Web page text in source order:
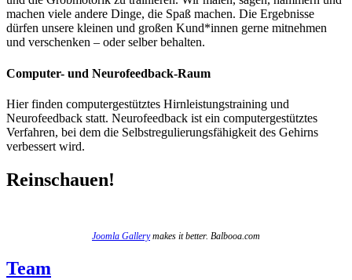
machen viele andere Dinge, die Spaß machen. Die Ergebnisse
dürfen unsere kleinen und großen Kund*innen gerne mitnehmen
und verschenken – oder selber behalten.
Computer- und Neurofeedback-Raum
Hier finden computergestütztes Hirnleistungstraining und
Neurofeedback statt. Neurofeedback ist ein computergestütztes
Verfahren, bei dem die Selbstregulierungsfähigkeit des Gehirns
verbessert wird.
Reinschauen!
Joomla Gallerymakes it better. Balbooa.com
Team